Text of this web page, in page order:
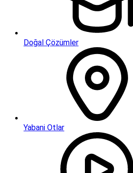
Doğal Çözümler
Yabani Otlar